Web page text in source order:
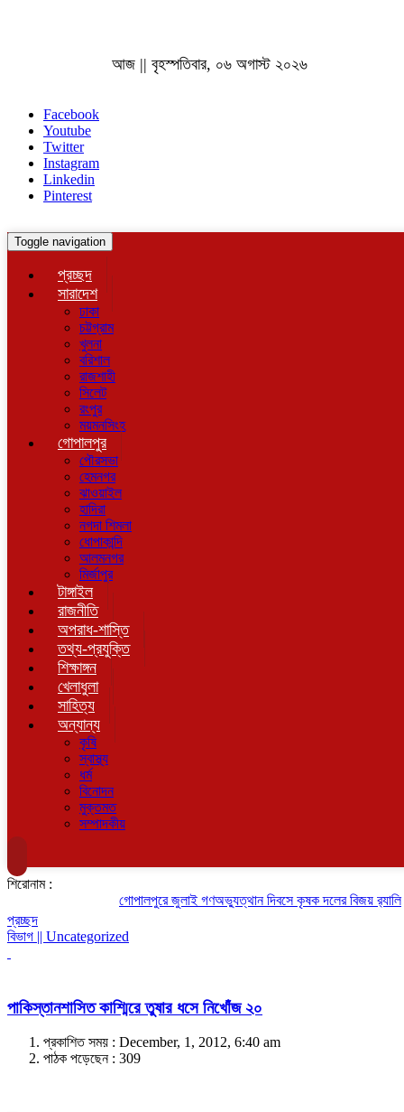
আজ || বৃহস্পতিবার, ০৬ অগাস্ট ২০২৬
Facebook
Youtube
Twitter
Instagram
Linkedin
Pinterest
Toggle navigation
প্রচ্ছদ
সারাদেশ
ঢাকা
চট্টগ্রাম
খুলনা
বরিশাল
রাজশাহী
সিলেট
রংপুর
ময়মনসিংহ
গোপালপুর
পৌরসভা
হেমনগর
ঝাওয়াইল
হাদিরা
নগদা শিমলা
ধোপাকান্দি
আলমনগর
মির্জাপুর
টাঙ্গাইল
রাজনীতি
অপরাধ-শাস্তি
তথ্য-প্রযুক্তি
শিক্ষাঙ্গন
খেলাধুলা
সাহিত্য
অন্যান্য
কৃষি
স্বাস্থ্য
ধর্ম
বিনোদন
মুক্তমত
সম্পাদকীয়
শিরোনাম :
গোপালপুরে জুলাই গণঅভ্যুত্থান দিবসে কৃষক দলের বিজয় র‍্যালি
প্রচ্ছদ
বিভাগ || Uncategorized
পাকিস্তানশাসিত কাশ্মিরে তুষার ধসে নিখোঁজ ২০
প্রকাশিত সময় : December, 1, 2012, 6:40 am
পাঠক পড়েছেন : 309